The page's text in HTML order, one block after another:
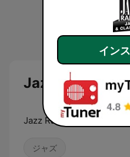
Jazz Radio
Jazz Radio, La radio de
ジャズ
イン